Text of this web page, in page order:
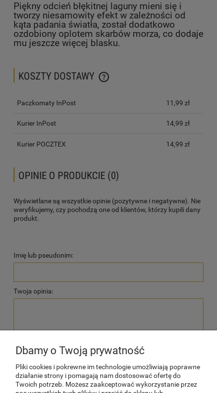
Piękny odcień błękitnej laguny mieni się i
tworzy niesamowity efekt w zależności od
kąta padania światła, został dodatkowo
ozdobiony oplotem skarbów morza, co dodaje
mu jeszcze więcej blasku.
KOSZTY DOSTAWY
CENA NIE ZAWIERA EWENTUALNYCH KOSZTÓW PŁATNOŚCI
Paczkomaty InPost 11,99 zł
Kurier InPost 14,99 zł
Kurier POCZTEX 14,99 zł
OPINIE O PRODUKCIE (0)
Wyświetlane są wszystkie opinie (pozytywne i negatywne). Nie
weryfikujemy, czy pochodzą one od klientów, którzy kupili dany
produkt.
Imię lub pseudonim:
Twoja opinia:
Dbamy o Twoją prywatność
Pliki cookies i pokrewne im technologie umożliwiają poprawne
działanie strony i pomagają nam dostosować ofertę do
Twoich potrzeb. Możesz zaakceptować wykorzystanie przez